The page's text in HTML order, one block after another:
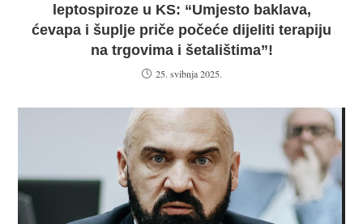
leptospiroze u KS: “Umjesto baklava,
ćevapa i šuplje priče počeće dijeliti terapiju
na trgovima i šetalištima”!
25. svibnja 2025.